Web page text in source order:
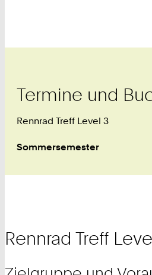
Termine und
Rennrad Treff Level 3
Sommersemester
Rennrad Treff